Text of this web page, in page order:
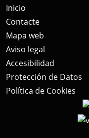
Inicio
Contacte
Mapa web
Aviso legal
Accesibilidad
Protección de Datos
Política de Cookies